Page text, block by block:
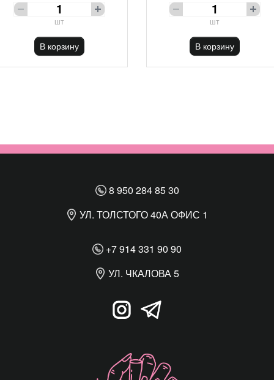
шт
В корзину
шт
В корзину
8 950 284 85 30
УЛ. ТОЛСТОГО 40А ОФИС 1
+7 914 331 90 90
УЛ. ЧКАЛОВА 5